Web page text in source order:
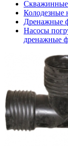
Колодезные
Дренажные
Насосы
дренажные